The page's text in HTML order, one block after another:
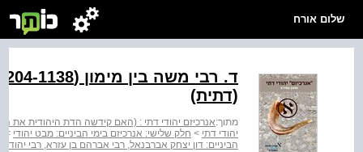
שלום אורח
(דתית)
מתוך:אנרכיזם יהודי דתי : (האם קידשה הדת היהודית את
יהודי דתי > חלק שלישי: אנרכיזם בימי הביניים: מבט יהודי >
הביניים: דון יצחק אברבנאל, רבי אברהם בן עזרא, רבי יהודה